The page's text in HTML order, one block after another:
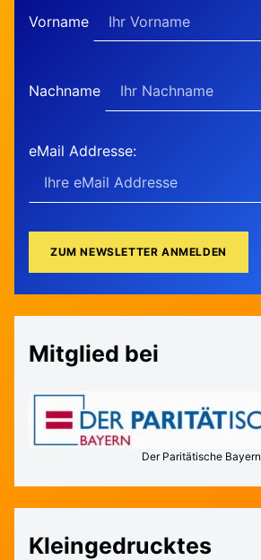
Vorname
Nachname
eMail Addresse:
Mitglied bei
Der Paritätische Bayern
Kleingedrucktes